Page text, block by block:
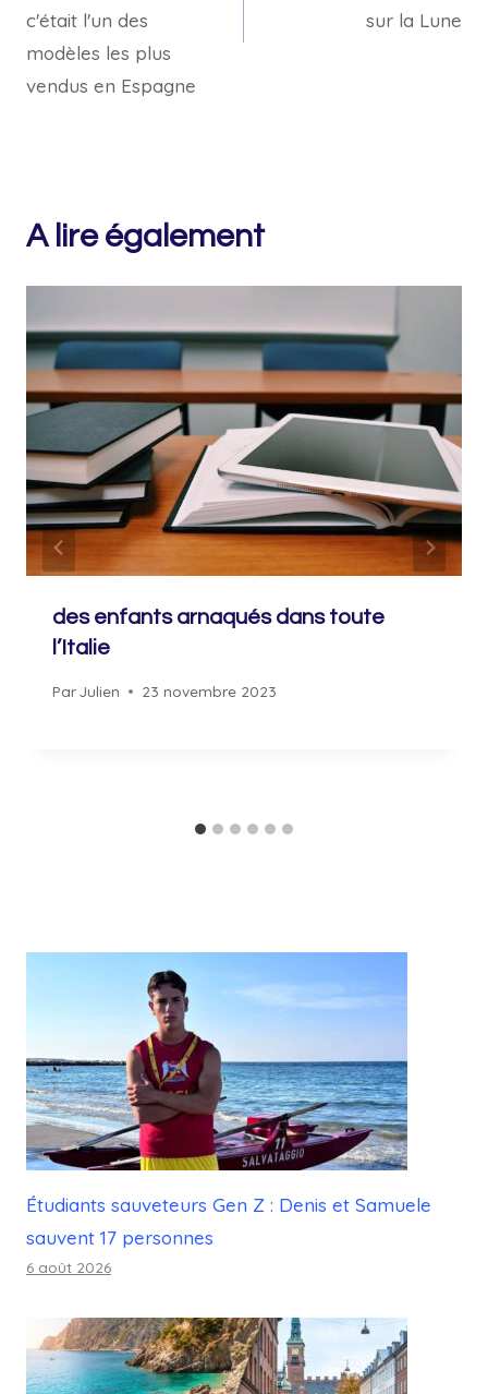
c'était l'un des
modèles les plus
vendus en Espagne
sur la Lune
A lire également
des enfants arnaqués dans toute
l’Italie
ParJulien 23 novembre 2023
Étudiants sauveteurs Gen Z : Denis et Samuele
sauvent 17 personnes
6 août 2026